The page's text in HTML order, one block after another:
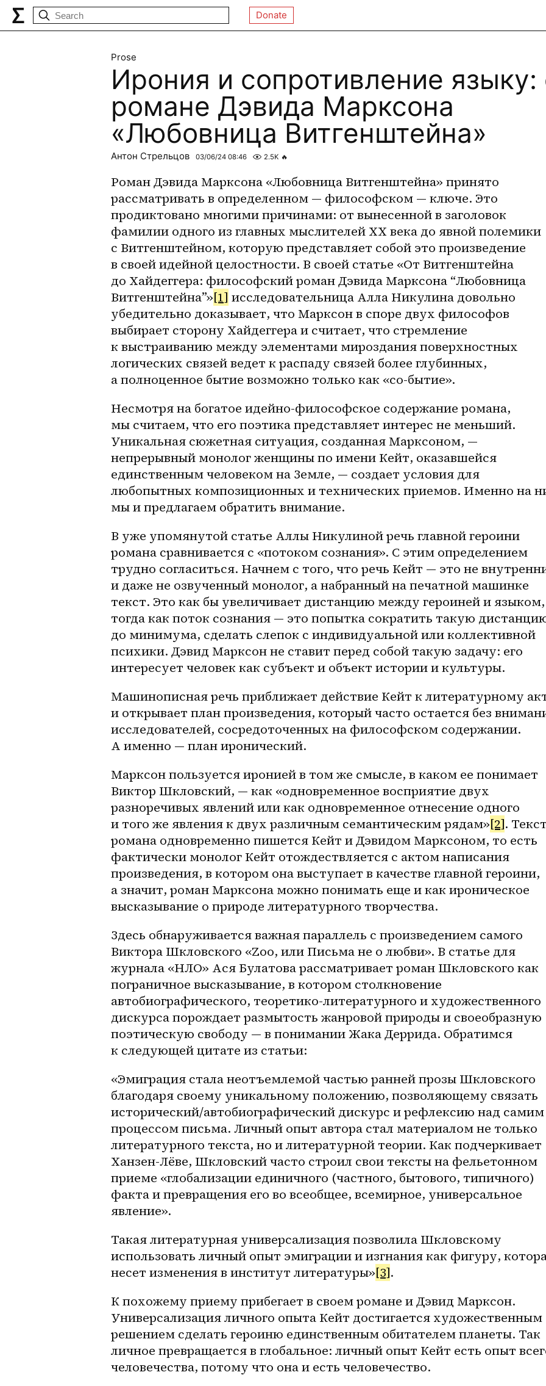
Donate
Prose
Ирония и сопротивление языку:
романе Дэвида Марксона
«Любовница Витгенштейна»
Антон Стрельцов 03/06/24 08:46 2.5K 🔥
Роман Дэвида Марксона «Любовница Витгенштейна» принято
рассматривать в определенном — философском — ключе. Это
продиктовано многими причинами: от вынесенной в заголовок
фамилии одного из главных мыслителей XX века до явной полемики
с Витгенштейном, которую представляет собой это произведение
в своей идейной целостности. В своей статье «От Витгенштейна
до Хайдеггера: философский роман Дэвида Марксона “Любовница
Витгенштейна”»[1] исследовательница Алла Никулина довольно
убедительно доказывает, что Марксон в споре двух философов
выбирает сторону Хайдеггера и считает, что стремление
к выстраиванию между элементами мироздания поверхностных
логических связей ведет к распаду связей более глубинных,
а полноценное бытие возможно только как «со-бытие».
Несмотря на богатое идейно-философское содержание романа,
мы считаем, что его поэтика представляет интерес не меньший.
Уникальная сюжетная ситуация, созданная Марксоном, —
непрерывный монолог женщины по имени Кейт, оказавшейся
единственным человеком на Земле, — создает условия для
любопытных композиционных и технических приемов. Именно на
мы и предлагаем обратить внимание.
В уже упомянутой статье Аллы Никулиной речь главной героини
романа сравнивается с «потоком сознания». С этим определением
трудно согласиться. Начнем с того, что речь Кейт — это не
и даже не озвученный монолог, а набранный на печатной машинке
текст. Это как бы увеличивает дистанцию между героиней и языком,
тогда как поток сознания — это попытка сократить такую
до минимума, сделать слепок с индивидуальной или коллективной
психики. Дэвид Марксон не ставит перед собой такую задачу: его
интересует человек как субъект и объект истории и культуры.
Машинописная речь приближает действие Кейт к литературному
и открывает план произведения, который часто остается без
исследователей, сосредоточенных на философском содержании.
А именно — план иронический.
Марксон пользуется иронией в том же смысле, в каком ее понимает
Виктор Шкловский, — как «одновременное восприятие двух
разноречивых явлений или как одновременное отнесение одного
и того же явления к двух различным семантическим рядам»[2].
романа одновременно пишется Кейт и Дэвидом Марксоном, то есть
фактически монолог Кейт отождествляется с актом написания
произведения, в котором она выступает в качестве главной героини,
а значит, роман Марксона можно понимать еще и как ироническое
высказывание о природе литературного творчества.
Здесь обнаруживается важная параллель с произведением самого
Виктора Шкловского «Zoo, или Письма не о любви». В статье для
журнала «НЛО» Ася Булатова рассматривает роман Шкловского как
пограничное высказывание, в котором столкновение
автобиографического, теоретико-литературного и художественного
дискурса порождает размытость жанровой природы и своеобразную
поэтическую свободу — в понимании Жака Деррида. Обратимся
к следующей цитате из статьи:
«Эмиграция стала неотъемлемой частью ранней прозы Шкловского
благодаря своему уникальному положению, позволяющему связать
исторический/автобиографический дискурс и рефлексию над самим
процессом письма. Личный опыт автора стал материалом не только
литературного текста, но и литературной теории. Как подчеркивает
Ханзен-Лёве, Шкловский часто строил свои тексты на фельетонном
приеме «глобализации единичного (частного, бытового, типичного)
факта и превращения его во всеобщее, всемирное, универсальное
явление».
Такая литературная универсализация позволила Шкловскому
использовать личный опыт эмиграции и изгнания как фигуру,
несет изменения в институт литературы»[3].
К похожему приему прибегает в своем романе и Дэвид Марксон.
Универсализация личного опыта Кейт достигается художественным
решением сделать героиню единственным обитателем планеты. Так
личное превращается в глобальное: личный опыт Кейт есть опыт
человечества, потому что она и есть человечество.